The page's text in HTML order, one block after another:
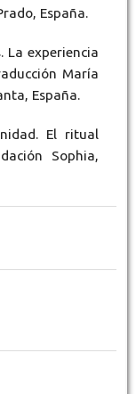
España.
La experiencia
María
España.
El ritual
Sophia,